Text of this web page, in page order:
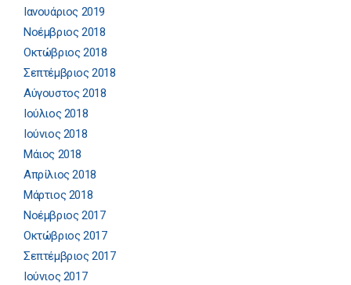
Ιανουάριος 2019
Νοέμβριος 2018
Οκτώβριος 2018
Σεπτέμβριος 2018
Αύγουστος 2018
Ιούλιος 2018
Ιούνιος 2018
Μάιος 2018
Απρίλιος 2018
Μάρτιος 2018
Νοέμβριος 2017
Οκτώβριος 2017
Σεπτέμβριος 2017
Ιούνιος 2017